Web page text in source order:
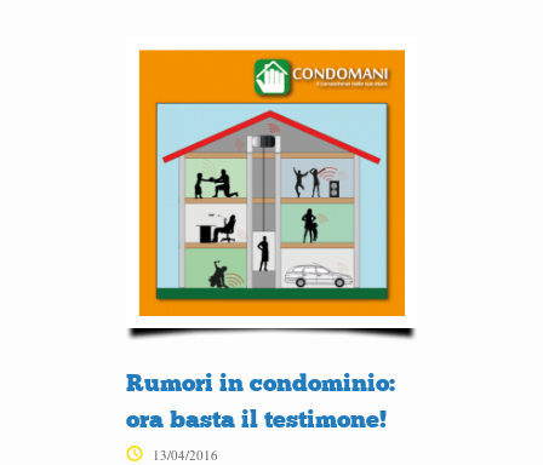
Rumori in condominio:
ora basta il testimone!
13/04/2016